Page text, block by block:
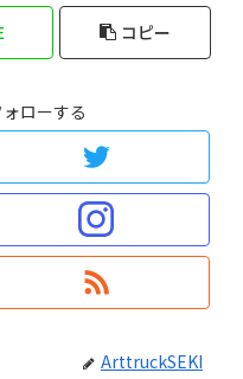
コピー
ローする
ArttruckSEKI